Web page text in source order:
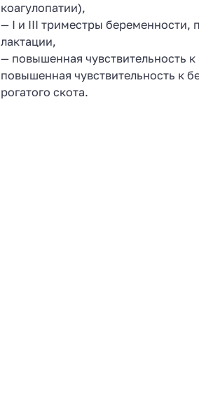
коагулопатии),
— I и III триместры беременности,
лактации,
— повышенная чувствительность
повышенная чувствительность к
рогатого скота.